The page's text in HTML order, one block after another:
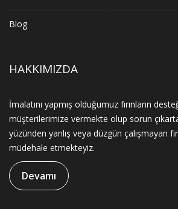
Blog
HAKKIMIZDA
İmalatını yapmış olduğumuz fırınların
müşterilerimize vermekte olup sorun
yüzünden yanlış veya düzgün çalışmayan
müdehale etmekteyiz.
Devamı